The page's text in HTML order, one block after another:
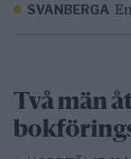
SVANBERGA
Två män